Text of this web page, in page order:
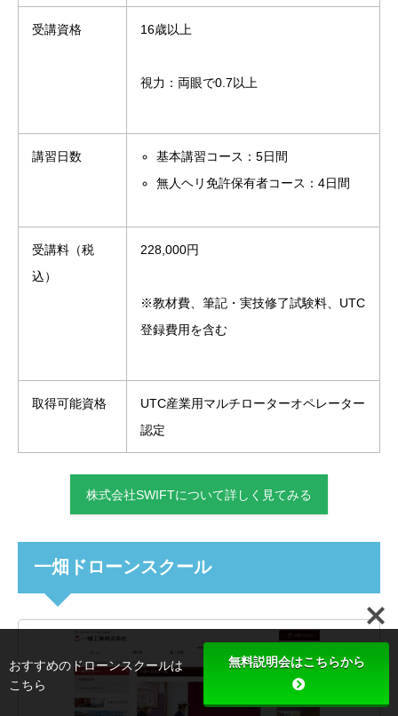
受講資格 16歳以上
視力：両眼で0.7以上
講習日数
基本講習コース：5日間
無人ヘリ免許保有者コース：4日間
受講料（税
込）
228,000円
※教材費、筆記・実技修了試験料、UTC
登録費用を含む
取得可能資格
UTC産業用マルチローターオペレーター
認定
株式会社SWIFTについて詳しく見てみる
一畑ドローンスクール
おすすめのドローンスクールは
こちら
無料説明会はこちらから